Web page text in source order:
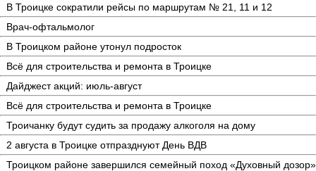
В Троицке сократили рейсы по маршрутам № 21, 11 и 12
Врач-офтальмолог
В Троицком районе утонул подросток
Всё для строительства и ремонта в Троицке
Дайджест акций: июль-август
Всё для строительства и ремонта в Троицке
Троичанку будут судить за продажу алкоголя на дому
2 августа в Троицке отпразднуют День ВДВ
Троицком районе завершился семейный поход «Духовный дозор»